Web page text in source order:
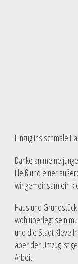
Einzug ins schmale
Danke an meine
Fleiß und einer
wir gemeinsam ein
Haus und
wohlüberlegt sein
und die Stadt Kleve
aber der Umzug ist
Arbeit.